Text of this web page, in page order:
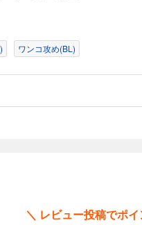
ワンコ攻め(BL)
＼ レビュー投稿でポ